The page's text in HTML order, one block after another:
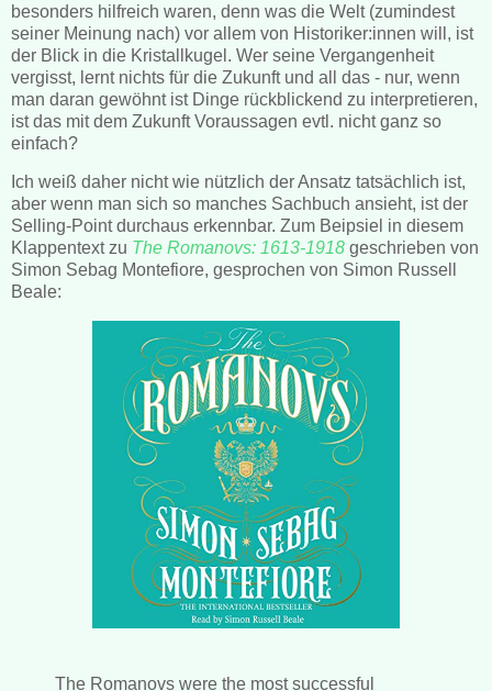
besonders hilfreich waren, denn was die Welt (zumindest
seiner Meinung nach) vor allem von Historiker:innen will, ist
der Blick in die Kristallkugel. Wer seine Vergangenheit
vergisst, lernt nichts für die Zukunft und all das - nur, wenn
man daran gewöhnt ist Dinge rückblickend zu interpretieren,
ist das mit dem Zukunft Voraussagen evtl. nicht ganz so
einfach?
Ich weiß daher nicht wie nützlich der Ansatz tatsächlich ist,
aber wenn man sich so manches Sachbuch ansieht, ist der
Selling-Point durchaus erkennbar. Zum Beipsiel in diesem
Klappentext zu The Romanovs: 1613-1918 geschrieben von
Simon Sebag Montefiore, gesprochen von Simon Russell
Beale:
The Romanovs were the most successful